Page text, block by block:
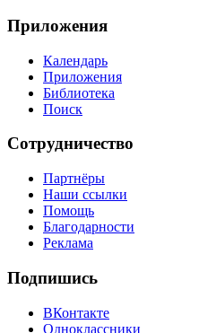
Приложения
Календарь
Приложения
Библиотека
Поиск
Сотрудничество
Партнёры
Наши ссылки
Помощь
Благодарности
Реклама
Подпишись
ВКонтакте
Одноклассники